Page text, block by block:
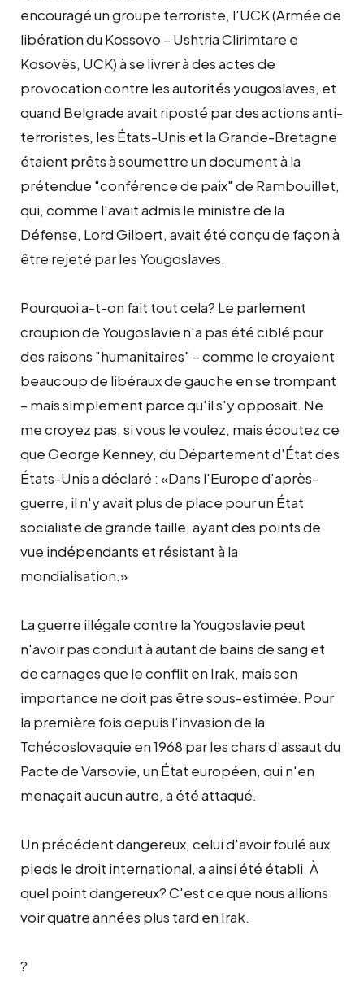
encouragéun groupe terroriste, l'UCK (Armée de
libération du Kossovo – Ushtria Clirimtare e
Kosovës, UCK) à se livrer à des actes de
provocation contre les autorités yougoslaves, et
quand Belgrade avait riposté par des actions anti-
terroristes, les États-Unis et la Grande-Bretagne
étaient prêts à soumettre un document à la
prétendue "conférence de paix" de Rambouillet,
qui, comme l'avait admis le ministre de la
Défense, Lord Gilbert, avait été conçu de façon à
être rejeté par les Yougoslaves.
Pourquoi a-t-on fait tout cela? Le parlement
croupion de Yougoslavie n'a pas été ciblé pour
des raisons "humanitaires" – comme le croyaient
beaucoup de libéraux de gauche en se trompant
– mais simplement parce qu'il s'y opposait. Ne
me croyez pas, si vous le voulez, mais écoutez ce
que George Kenney, du Département d'État des
États-Unis a déclaré : «Dans l'Europe d'après-
guerre, il n'y avait plus de place pour un État
socialiste de grande taille, ayant des points de
vue indépendants et résistant à la
mondialisation.»
La guerre illégale contre la Yougoslavie peut
n'avoir pas conduit à autant de bains de sang et
de carnages que le conflit en Irak, mais son
importance ne doit pas être sous-estimée. Pour
la première fois depuis l'invasion de la
Tchécoslovaquie en 1968 par les chars d'assaut du
Pacte de Varsovie, un État européen, qui n'en
menaçait aucun autre, a été attaqué.
Un précédent dangereux, celui d'avoir foulé aux
pieds le droit international, a ainsi été établi. À
quel point dangereux? C'est ce que nous allions
voir quatre années plus tard en Irak.
?